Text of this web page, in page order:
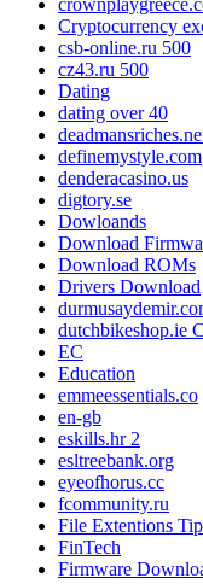
Cryptocurrency
csb-online.ru 500
cz43.ru 500
Dating
dating over 40
definemystyle.com
denderacasino.us
digtory.se
Dowloands
Download
Download ROMs
Drivers Download
dutchbikeshop.ie
EC
Education
emmeessentials.co
en-gb
eskills.hr 2
esltreebank.org
eyeofhorus.cc
fcommunity.ru
File Extentions
FinTech
Firmware